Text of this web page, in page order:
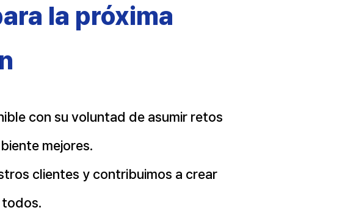
la próxima
con su voluntad de asumir retos
mejores.
clientes y contribuimos a crear
todos.